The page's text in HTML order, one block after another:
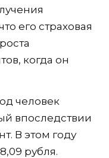
его страховая
когда он
человек
впоследствии
В этом году
рубля.